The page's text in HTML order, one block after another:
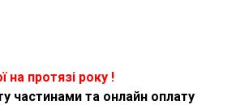
на протязі року !
частинами та онлайн оплату